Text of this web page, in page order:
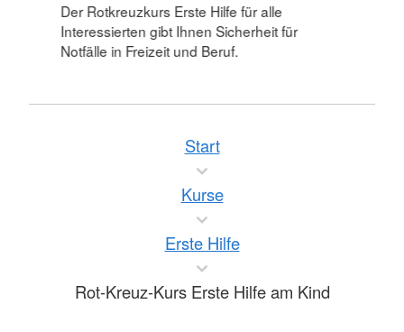
Der Rotkreuzkurs Erste Hilfe für alle
Interessierten gibt Ihnen Sicherheit für
Notfälle in Freizeit und Beruf.
Start
Kurse
Erste Hilfe
Rot-Kreuz-Kurs Erste Hilfe am Kind